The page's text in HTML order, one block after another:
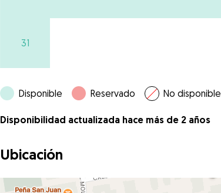
31
Disponible Reservado No disponible
Disponibilidad actualizada hace más de 2 años
Ubicación